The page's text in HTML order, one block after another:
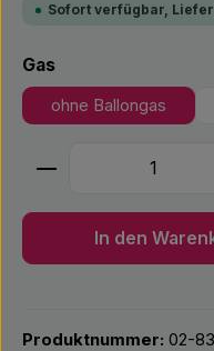
Sofort verfügbar,
Gasauswählen
ohne Ballongas
Produkt Anzahl:
In den
Produktnummer: 02-